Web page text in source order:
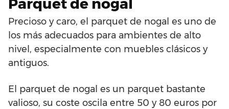
Precioso y caro, el parquet de nogal es uno de
los más adecuados para ambientes de alto
nivel, especialmente con muebles clásicos y
antiguos.
El parquet de nogal es un parquet bastante
valioso, su coste oscila entre 50 y 80 euros por